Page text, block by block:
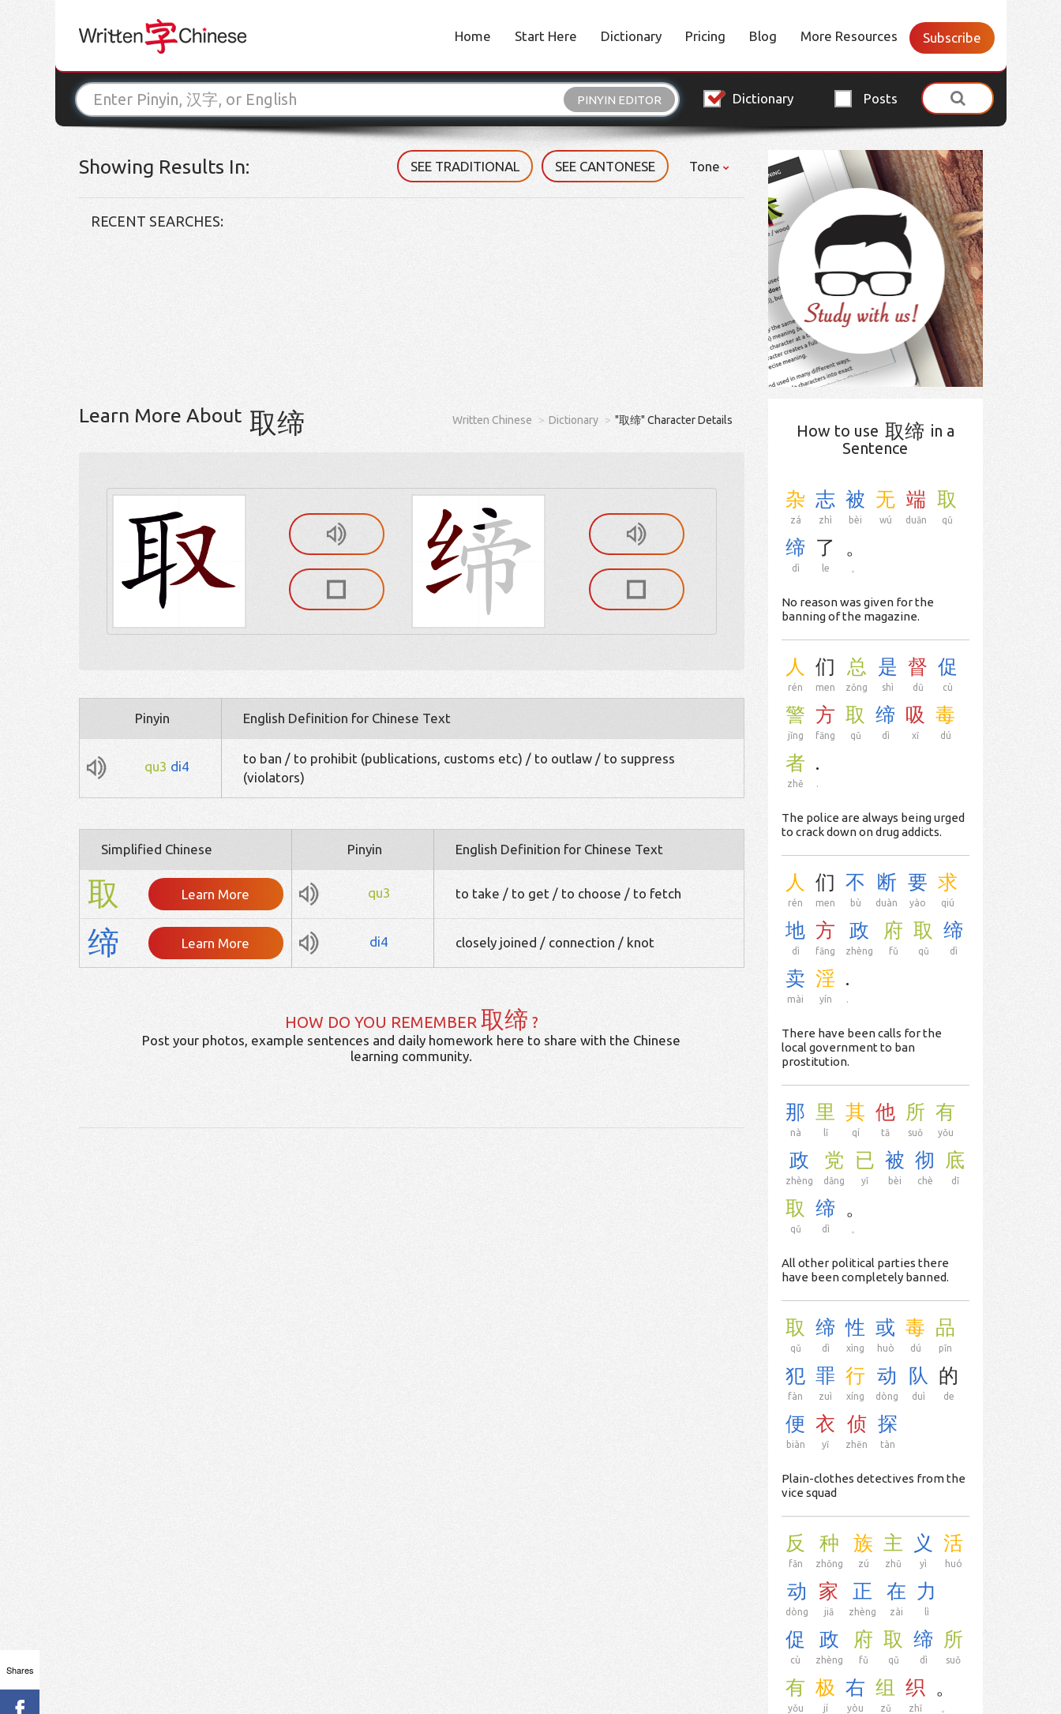
Home Start Here Dictionary Pricing Blog More Resources Subscribe
PINYIN EDITOR Dictionary Posts
Showing Results In: SEE TRADITIONAL SEE CANTONESE Tone
RECENT SEARCHES:
Learn More About 取缔 Written Chinese Dictionary "取缔" Character Details
Pinyin English Definition for Chinese Text
qu3 di4
to ban / to prohibit (publications, customs etc) / to outlaw / to suppress
(violators)
Simplified Chinese Pinyin English Definition for Chinese Text
取 Learn More qu3 to take / to get / to choose / to fetch
缔 Learn More di4 closely joined / connection / knot
HOW DO YOU REMEMBER 取缔 ?
Post your photos, example sentences and daily homework here to share with the Chinese
learning community.
How to use 取缔 in a
Sentence
杂
zá
志
zhì
被
bèi
无
wú
端
duān
取
qǔ
缔
dì
了
le
。
No reason was given for the
banning of the magazine.
人
rén
们
men
总
zǒng
是
shì
督
dū
促
cù
警
jǐng
方
fāng
取
qǔ
缔
dì
吸
xī
毒
dú
者
zhě
.
.
The police are always being urged
to crack down on drug addicts.
人
rén
们
men
不
bù
断
duàn
要
yào
求
qiú
地
dì
方
fāng
政
zhèng
府
fǔ
取
qǔ
缔
dì
卖
mài
淫
yín
.
.
There have been calls for the
local government to ban
prostitution.
那
nà
里
lǐ
其
qí
他
tā
所
suǒ
有
yǒu
政
zhèng
党
dǎng
已
yǐ
被
bèi
彻
chè
底
dǐ
取
qǔ
缔
dì
。
All other political parties there
have been completely banned.
取
qǔ
缔
dì
性
xìng
或
huò
毒
dú
品
pǐn
犯
fàn
罪
zuì
行
xíng
动
dòng
队
duì
的
de
便
biàn
衣
yī
侦
zhēn
探
tàn
Plain-clothes detectives from the
vice squad
反
fǎn
种
zhǒng
族
zú
主
zhǔ
义
yì
活
huó
动
dòng
家
jiā
正
zhèng
在
zài
力
lì
促
cù
政
zhèng
府
fǔ
取
qǔ
缔
dì
所
suǒ
有
yǒu
极
jí
右
yòu
组
zǔ
织
zhī
。
Shares